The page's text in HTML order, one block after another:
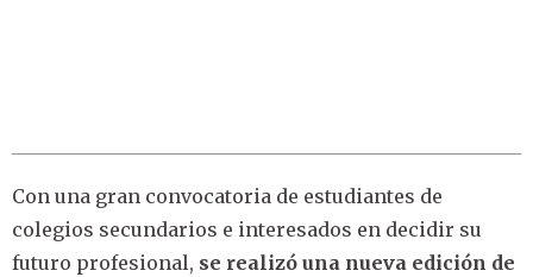
Con una gran convocatoria de estudiantes de
colegios secundarios e interesados en decidir su
futuro profesional, se realizó una nueva edición de